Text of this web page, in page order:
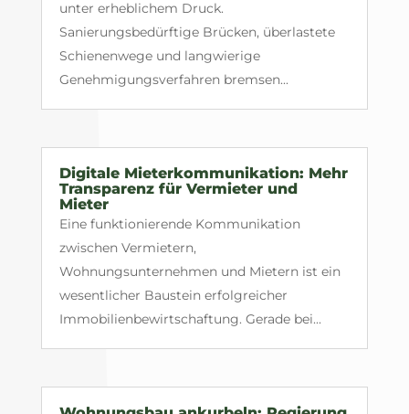
unter erheblichem Druck.
Sanierungsbedürftige Brücken, überlastete
Schienenwege und langwierige
Genehmigungsverfahren bremsen...
Digitale Mieterkommunikation: Mehr
Transparenz für Vermieter und
Mieter
Eine funktionierende Kommunikation
zwischen Vermietern,
Wohnungsunternehmen und Mietern ist ein
wesentlicher Baustein erfolgreicher
Immobilienbewirtschaftung. Gerade bei...